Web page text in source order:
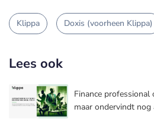
Klippa Doxis (voorheen Klippa)
Lees ook
Finance
maar ondervindt